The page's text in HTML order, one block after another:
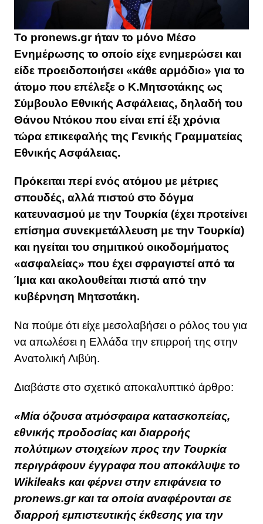
Το pronews.gr ήταν το μόνο Μέσο
Ενημέρωσης το οποίο είχε ενημερώσει και
είδε προειδοποιήσει «κάθε αρμόδιο» για το
άτομο που επέλεξε ο Κ.Μητσοτάκης ως
Σύμβουλο Εθνικής Ασφάλειας, δηλαδή του
Θάνου Ντόκου που είναι επί έξι χρόνια
τώρα επικεφαλής της Γενικής Γραμματείας
Εθνικής Ασφάλειας.
Πρόκειται περί ενός ατόμου με μέτριες
σπουδές, αλλά πιστού στο δόγμα
κατευνασμού με την Τουρκία (έχει προτείνει
επίσημα συνεκμετάλλευση με την Τουρκία)
και ηγείται του σημιτικού οικοδομήματος
«ασφαλείας» που έχει σφραγιστεί από τα
Ίμια και ακολουθείται πιστά από την
κυβέρνηση Μητσοτάκη.
Να πούμε ότι είχε μεσολαβήσει ο ρόλος του για
να απωλέσει η Ελλάδα την επιρροή της στην
Ανατολική Λιβύη.
Διαβάστε στο σχετικό αποκαλυπτικό άρθρο:
«Μία όζουσα ατμόσφαιρα κατασκοπείας,
εθνικής προδοσίας και διαρροής
πολύτιμων στοιχείων προς την Τουρκία
περιγράφουν έγγραφα που αποκάλυψε το
Wikileaks και φέρνει στην επιφάνεια το
pronews.gr και τα οποία αναφέρονται σε
διαρροή εμπιστευτικής έκθεσης για την